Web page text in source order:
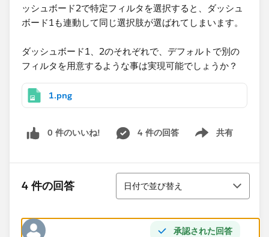
ッシュボード2で特定フィルタを選択すると、ダッシュ
ボード1も連動して同じ選択肢が選ばれてしまいます。
ダッシュボード1、2のそれぞれで、デフォルトで別の
フィルタを用意するような事は実現可能でしょうか？​
1.png
0 件のいいね! 4 件の回答 共有
Show menu
4 件の回答
並び替え
日付で並び替え
承認された回答